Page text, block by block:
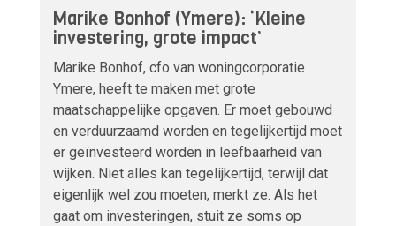
Marike Bonhof (Ymere): ‘Kleine
investering, grote impact’
Marike Bonhof, cfo van woningcorporatie
Ymere, heeft te maken met grote
maatschappelijke opgaven. Er moet gebouwd
en verduurzaamd worden en tegelijkertijd moet
er geïnvesteerd worden in leefbaarheid van
wijken. Niet alles kan tegelijkertijd, terwijl dat
eigenlijk wel zou moeten, merkt ze. Als het
gaat om investeringen, stuit ze soms op